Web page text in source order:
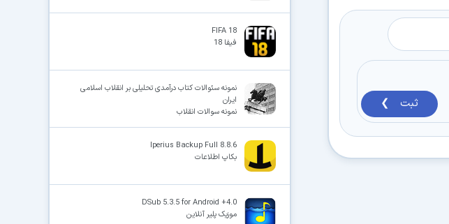
ثبت ❯
FIFA 18
فیفا 18
نمونه سئوالات کتاب درآمدی تحلیلی بر انقلاب اسلامی
ایران
نمونه سوالات انقلاب
Iperius Backup Full 8.8.6
بکاپ اطلاعات
DSub 5.3.5 for Android +4.0
موزیک پلیر آنلاین